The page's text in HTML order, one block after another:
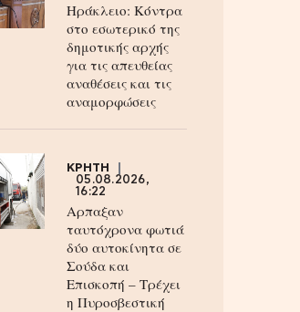
Ηράκλειο: Κόντρα
στο εσωτερικό της
δημοτικής αρχής
για τις απευθείας
αναθέσεις και τις
αναμορφώσεις
ΚΡΗΤΗ
05.08.2026,
16:22
Αρπαξαν
ταυτόχρονα φωτιά
δύο αυτοκίνητα σε
Σούδα και
Επισκοπή – Τρέχει
η Πυροσβεστική